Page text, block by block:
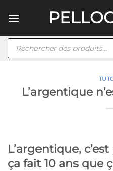
au
Recherche
L’argentique
L’argentique,
ça fait 10 ans que